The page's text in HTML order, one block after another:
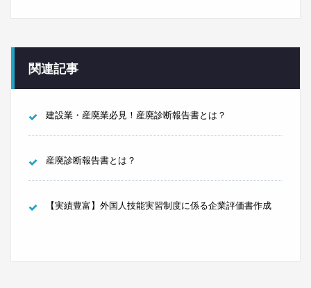
関連記事
建設業・産廃業必見！産廃診断報告書とは？
産廃診断報告書とは？
【実績豊富】外国人技能実習制度に係る企業評価書作成